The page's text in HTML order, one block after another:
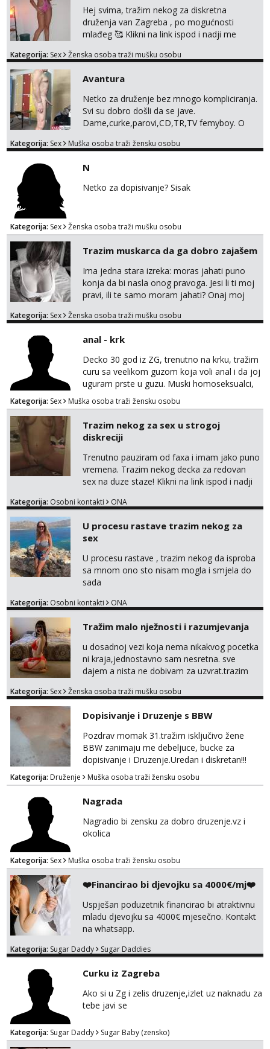
Čekam tvoj poziv!
064/677-677- Kod: #142
tel:0,93€ - mob:1,12€ min
Hej svima, tražim nekog za diskretna
druženja van Zagreba , po mogućnosti
mlađeg 🥰 Klikni na link ispod i nadji me
Kategorija: Sex Ženska osoba traži mušku osobu
Avantura
Netko za druženje bez mnogo kompliciranja.
Svi su dobro došli da se jave.
Dame,curke,parovi,CD,TR,TV femyboy. O
nemam ali ako smo za druženje možemo
Kategorija: Sex Muška osoba traži žensku osobu
N
Netko za dopisivanje? Sisak
Kategorija: Sex Ženska osoba traži mušku osobu
Trazim muskarca da ga dobro zajašem
Ima jedna stara izreka: moras jahati puno
konja da bi nasla onog pravoga. Jesi li ti moj
pravi, ili te samo moram jahati? Onaj moj
na sexdater link i javi mi se tamo....
Kategorija: Sex Ženska osoba traži mušku osobu
anal - krk
Decko 30 god iz ZG, trenutno na krku, tražim
curu sa veelikom guzom koja voli anal i da joj
uguram prste u guzu. Muski homoseksualci,
parovi i transiči odjebite, ne zanimate me. Bilo
kakva placanja opcenito (gotovina) ili
unaprijed (aircash, paysafecard, bonovi) ne
dolaze u obzir. Javit se prvo porukom na
whatsapp 0958048882.
Kategorija: Sex Muška osoba traži žensku osobu
Trazim nekog za sex u strogoj
diskreciji
Trenutno pauziram od faxa i imam jako puno
vremena. Trazim nekog decka za redovan
sex na duze staze! Klikni na link ispod i nadji
Kategorija: Osobni kontakti ONA
U procesu rastave trazim nekog za
sex
U procesu rastave , trazim nekog da isproba
sa mnom ono sto nisam mogla i smjela do
sada
Kategorija: Osobni kontakti ONA
Tražim malo nježnosti i razumjevanja
u dosadnoj vezi koja nema nikakvog pocetka
ni kraja,jednostavno sam nesretna. sve
dajem a nista ne dobivam za uzvrat.trazim
trazim puno samo malo njeznosti i
poljupce po tijelu koji me jako
pale,obozavam kad muskarac preuzme
kontrolu . javi se :) Klikni na link ispod i nadji
me tamo, cekam te!
Kategorija: Sex Ženska osoba traži mušku osobu
Dopisivanje i Druzenje s BBW
Pozdrav momak 31.tražim isključivo žene
BBW zanimaju me debeljuce, bucke za
dopisivanje i Druzenje.Uredan i diskretan!!!
Kategorija: Druženje Muška osoba traži žensku osobu
Nagrada
Nagradio bi zensku za dobro druzenje.vz i
okolica
Kategorija: Sex Muška osoba traži žensku osobu
❤️Financirao bi djevojku sa 4000€/mj❤️
Uspješan poduzetnik financirao bi atraktivnu
mladu djevojku sa 4000€ mjesečno. Kontakt
na whatsapp.
Kategorija: Sugar Daddy Sugar Daddies
Curku iz Zagreba
Ako si u Zg i zelis druzenje,izlet uz naknadu za
tebe javi se
Kategorija: Sugar Daddy Sugar Baby (zensko)